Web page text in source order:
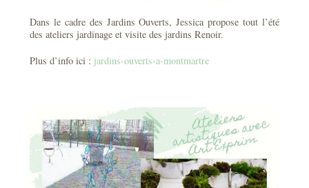
Dans le cadre des Jardins Ouverts, Jessica propose tout l’été
des ateliers jardinage et visite des jardins Renoir.
Plus d’info ici : jardins-ouverts-a-montmartre